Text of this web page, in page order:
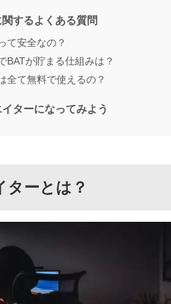
するよくある質問
て安全なの？
が貯まる仕組みは？
全て無料で使えるの？
ターになってみよう
ターとは？